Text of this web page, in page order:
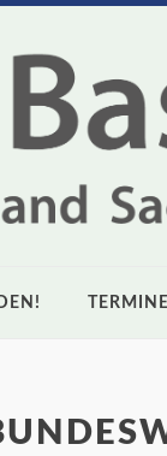
TERMINE